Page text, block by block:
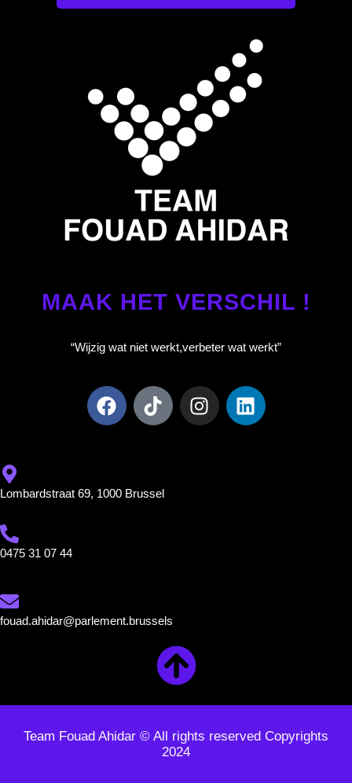
MAAK HET VERSCHIL !
“Wijzig wat niet werkt,verbeter wat werkt”
Lombardstraat 69, 1000 Brussel
0475 31 07 44
fouad.ahidar@parlement.brussels
Team Fouad Ahidar © All rights reserved Copyrights
2024